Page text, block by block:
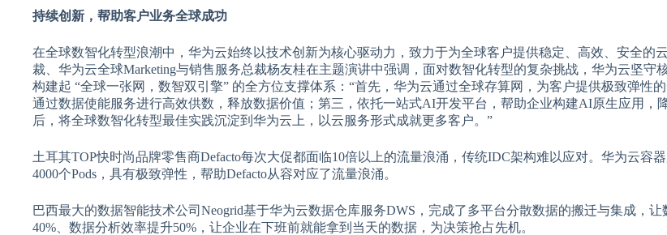
持续创新，帮助客户业务全球成功
在全球数智化转型浪潮中，华为云始终以技术创新为核心驱动力，致力于为全球客户提供稳定、高效、安全的
裁、华为云全球Marketing与销售服务总裁杨友桂在主题演讲中强调，面对数智化转型的复杂挑战，华为云坚守
构建起 “全球一张网，数智双引擎” 的全方位支撑体系：“首先，华为云通过全球存算网，为客户提供极致弹性
通过数据使能服务进行高效供数，释放数据价值；第三，依托一站式AI开发平台，帮助企业构建AI原生应用，
后，将全球数智化转型最佳实践沉淀到华为云上，以云服务形式成就更多客户。”
土耳其TOP快时尚品牌零售商Defacto每次大促都面临10倍以上的流量浪涌，传统IDC架构难以应对。华为云容
4000个Pods，具有极致弹性，帮助Defacto从容对应了流量浪涌。
巴西最大的数据智能技术公司Neogrid基于华为云数据仓库服务DWS，完成了多平台分散数据的搬迁与集成，
40%、数据分析效率提升50%，让企业在下班前就能拿到当天的数据，为决策抢占先机。